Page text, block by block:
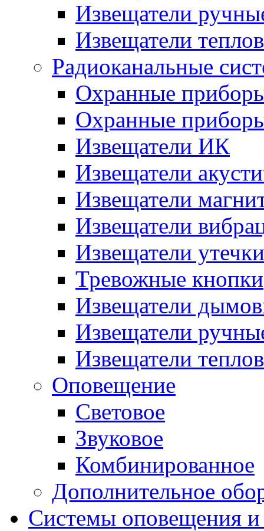
Извещатели
Извещатели
Радиоканальные
Охранные
Охранные
Извещатели ИК
Извещатели
Извещатели
Извещатели
Извещатели утечки
Тревожные кнопки
Извещатели
Извещатели
Извещатели
Оповещение
Световое
Звуковое
Комбинированное
Дополнительное
Системы оповещения и